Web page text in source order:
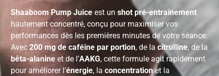
Shaaboom Pump Juice est unshot pré-entraînement
hautement concentré, conçu pour maximiser vos
performances dès les premières minutes de votre séance.
Avec200 mg de caféine par portion, de lacitrulline, de la
bêta-alanine et de l’AAKG, cette formule agit rapidement
pour améliorer l’énergie, laconcentrationet la